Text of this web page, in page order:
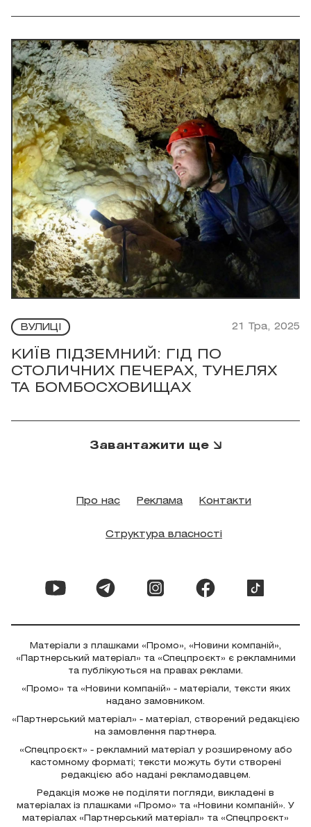
ВУЛИЦІ 21 Тра, 2025
КИЇВ ПІДЗЕМНИЙ: ГІД ПО
СТОЛИЧНИХ ПЕЧЕРАХ, ТУНЕЛЯХ
ТА БОМБОСХОВИЩАХ
Завантажити ще
Про нас Реклама Контакти
Структура власності
Матеріали з плашками «Промо», «Новини компаній»,
«Партнерський матеріал» та «Спецпроєкт» є рекламними
та публікуються на правах реклами.
«Промо» та «Новини компаній» - матеріали, тексти яких
надано замовником.
«Партнерський матеріал» - матеріал, створений редакцією
на замовлення партнера.
«Спецпроєкт» - рекламний матеріал у розширеному або
кастомному форматі; тексти можуть бути створені
редакцією або надані рекламодавцем.
Редакція може не поділяти погляди, викладені в
матеріалах із плашками «Промо» та «Новини компаній». У
матеріалах «Партнерський матеріал» та «Спецпроєкт»